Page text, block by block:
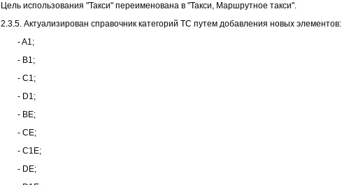
Цель использования "Такси" переименована в "Такси, Маршрутное такси".
2.3.5. Актуализирован справочник категорий ТС путем добавления новых элементов:
- A1;
- B1;
- C1;
- D1;
- BE;
- CE;
- C1E;
- DE;